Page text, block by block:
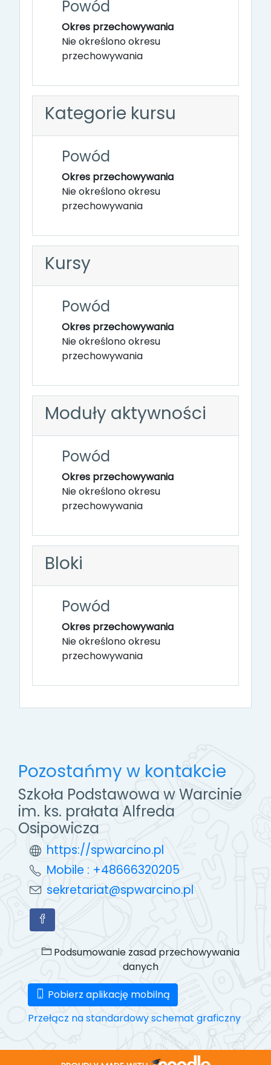
Powód
Okres przechowywania
Nie określono okresu
przechowywania
Kategorie kursu
Powód
Okres przechowywania
Nie określono okresu
przechowywania
Kursy
Powód
Okres przechowywania
Nie określono okresu
przechowywania
Moduły aktywności
Powód
Okres przechowywania
Nie określono okresu
przechowywania
Bloki
Powód
Okres przechowywania
Nie określono okresu
przechowywania
Pozostańmy w kontakcie
Szkoła Podstawowa w Warcinie
im. ks. prałata Alfreda
Osipowicza
https://spwarcino.pl
Mobile : +48666320205
sekretariat@spwarcino.pl
Podsumowanie zasad przechowywania
danych
Pobierz aplikację mobilną
Przełącz na standardowy schemat graficzny